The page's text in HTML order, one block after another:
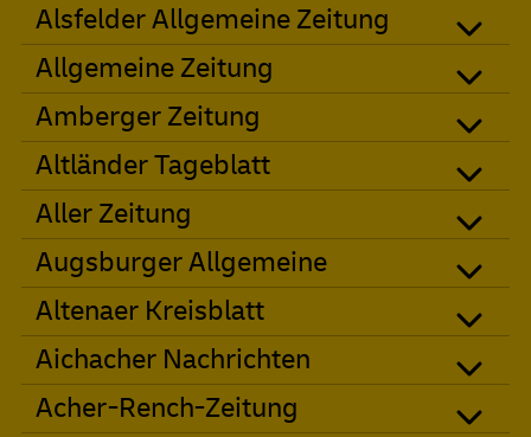
Alsfelder Allgemeine Zeitung
Allgemeine Zeitung
Amberger Zeitung
Altländer Tageblatt
Aller Zeitung
Augsburger Allgemeine
Altenaer Kreisblatt
Aichacher Nachrichten
Acher-Rench-Zeitung